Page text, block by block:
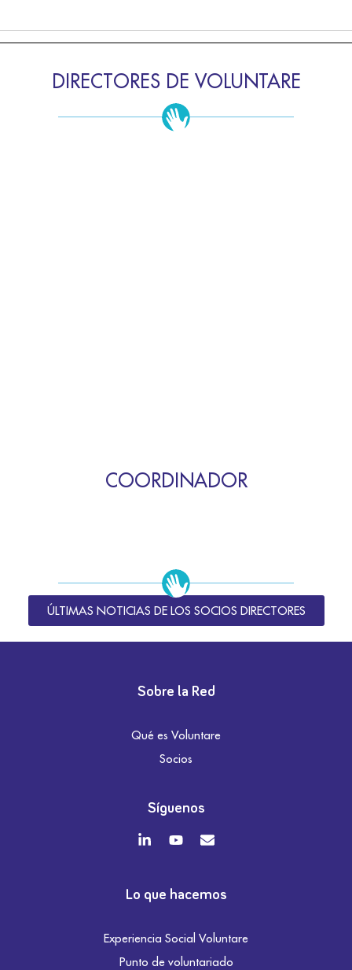
DIRECTORES DE VOLUNTARE
COORDINADOR
ÚLTIMAS NOTICIAS DE LOS SOCIOS DIRECTORES
Sobre la Red
Qué es Voluntare
Socios
Síguenos
Lo que hacemos
Experiencia Social Voluntare
Punto de voluntariado